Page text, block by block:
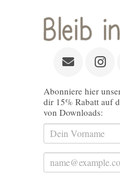
Abonniere hier
dir 15% Rabatt auf
von Downloads: